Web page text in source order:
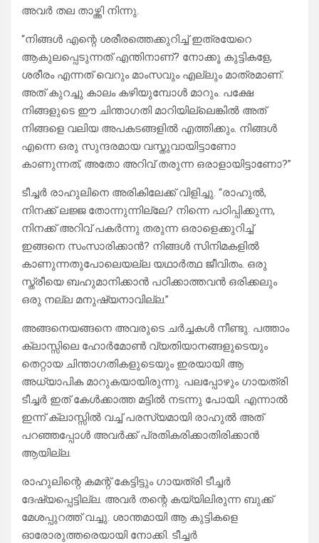
അവർ തല താഴ്ത്തി നിന്നു.
“നിങ്ങൾ എന്റെ ശരീരത്തെക്കുറിച്ച് ഇത്രയേറെ
ആകുലപ്പെടുന്നത് എന്തിനാണ്? നോക്കൂ കുട്ടികളേ,
ശരീരം എന്നത് വെറും മാംസവും എല്ലും മാത്രമാണ്.
അത് കുറച്ചു കാലം കഴിയുമ്പോൾ മാറും. പക്ഷേ
നിങ്ങളുടെ ഈ ചിന്താഗതി മാറിയില്ലെങ്കിൽ അത്
നിങ്ങളെ വലിയ അപകടങ്ങളിൽ എത്തിക്കും. നിങ്ങൾ
എന്നെ ഒരു സുന്ദരമായ വസ്തുവായിട്ടാണോ
കാണുന്നത്, അതോ അറിവ് തരുന്ന ഒരാളായിട്ടാണോ?”
ടീച്ചർ രാഹുലിനെ അരികിലേക്ക് വിളിച്ചു. “രാഹുൽ,
നിനക്ക് ലജ്ജ തോന്നുന്നില്ലേ? നിന്നെ പഠിപ്പിക്കുന്ന,
നിനക്ക് അറിവ് പകർന്നു തരുന്ന ഒരാളെക്കുറിച്ച്
ഇങ്ങനെ സംസാരിക്കാൻ? നിങ്ങൾ സിനിമകളിൽ
കാണുന്നതുപോലെയല്ല യഥാർത്ഥ ജീവിതം. ഒരു
സ്ത്രീയെ ബഹുമാനിക്കാൻ പഠിക്കാത്തവൻ ഒരിക്കലും
ഒരു നല്ല മനുഷ്യനാവില്ല.”
അങ്ങനെയങ്ങനെ അവരുടെ ചർച്ചകൾ നീണ്ടു. പത്താം
ക്ലാസ്സിലെ ഹോർമോൺ വ്യതിയാനങ്ങളുടെയും
തെറ്റായ ചിന്താഗതികളുടെയും ഇരയായി ആ
അധ്യാപിക മാറുകയായിരുന്നു. പലപ്പോഴും ഗായത്രി
ടീച്ചർ ഇത് കേൾക്കാത്ത മട്ടിൽ നടന്നു പോയി. എന്നാൽ
ഇന്ന് ക്ലാസ്സിൽ വച്ച് പരസ്യമായി രാഹുൽ അത്
പറഞ്ഞപ്പോൾ അവർക്ക് പ്രതികരിക്കാതിരിക്കാൻ
ആയില്ല.
രാഹുലിന്റെ കമന്റ് കേട്ടിട്ടും ഗായത്രി ടീച്ചർ
ദേഷ്യപ്പെട്ടില്ല. അവർ തന്റെ കയ്യിലിരുന്ന ബുക്ക്
മേശപ്പുറത്ത് വച്ചു. ശാന്തമായി ആ കുട്ടികളെ
ഓരോരുത്തരെയായി നോക്കി. ടീച്ചർ